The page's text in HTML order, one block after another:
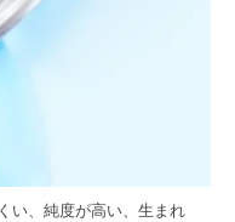
い、純度が高い、生まれ